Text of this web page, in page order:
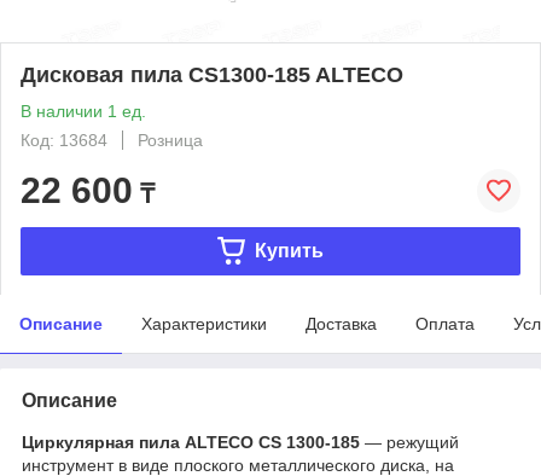
Дисковая пила CS1300-185 ALTECO
В наличии 1 ед.
Код: 13684
Розница
22 600 ₸
Купить
Описание Характеристики Доставка Оплата
Описание
Циркулярная пила ALTECO CS 1300-185 — режущий
инструмент в виде плоского металлического диска, на